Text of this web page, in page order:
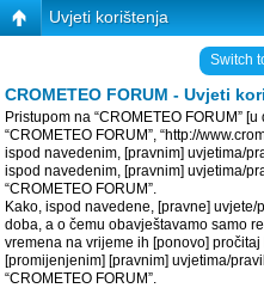
Uvjeti korištenja
Switch
CROMETEO FORUM - Uvjeti
Pristupom na “CROMETEO FORUM” [u
“CROMETEO FORUM”, “http://
ispod navedenim, [pravnim] uvjetima/
ispod navedenim, [pravnim] uvjetima/
“CROMETEO FORUM”.
Kako, ispod navedene, [pravne]
doba, a o čemu obavještavamo samo
vremena na vrijeme ih [ponovo]
[promijenjenim] [pravnim] uvjetima/
“CROMETEO FORUM”.